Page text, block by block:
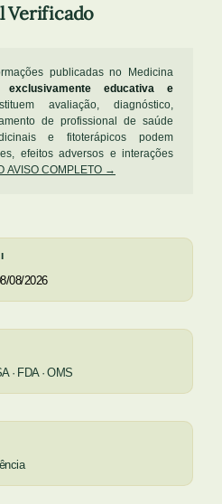
Verificado
publicadas no Medicina
exclusivamente educativa e
avaliação, diagnóstico,
de profissional de saúde
e fitoterápicos podem
efeitos adversos e interações
AVISO COMPLETO →
08/2026
· FDA · OMS